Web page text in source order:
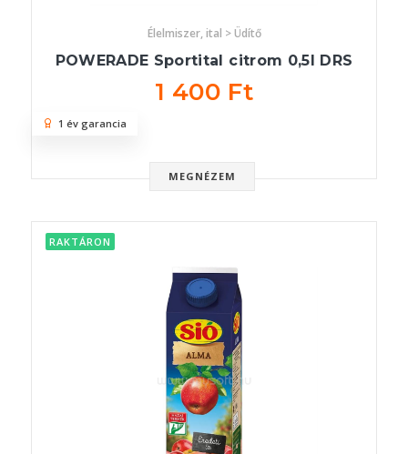
Élelmiszer, ital > Üdítő
POWERADE Sportital citrom 0,5l DRS
1 400 Ft
MEGNÉZEM
1 év garancia
RAKTÁRON